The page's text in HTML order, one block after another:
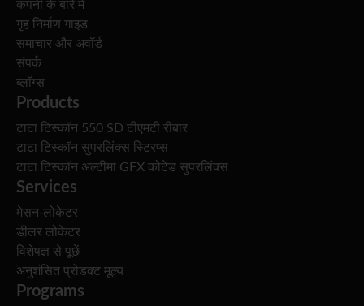
कंपनी के बारे में
गृह निर्माण गाइड
समाचार और अवॉर्ड
संपर्क
ब्लॉग्स
Products
टाटा टिस्कॉन 550 SD टीएमटी रीबार
टाटा टिस्कॉन सुपरलिंक्स स्टिरप्स
टाटा टिस्कॉन अल्टीमा GFX कोटेड सुपरलिंक्स
Services
मेसन-लोकेटर
डीलर लोकेटर
विशेषज्ञ से पूछें
अनुशंसित प्रोडक्ट मूल्य
Programs